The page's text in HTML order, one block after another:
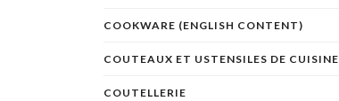
COOKWARE (ENGLISH CONTENT)
COUTEAUX ET USTENSILES DE CUISINE
COUTELLERIE